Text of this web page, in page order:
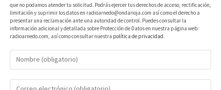
que no podamos atender tu solicitud. Podrás ejercer tus derechos de acceso, rectificación,
limitación y suprimir los datos en radioarnedo@ondarioja.com así como el derecho a
presentar una reclamación ante una autoridad de control. Puedes consultar la
información adicional y detallada sobre Protección de Datos en nuestra página web:
radioarnedo.com, así como consultar nuestra política de privacidad.